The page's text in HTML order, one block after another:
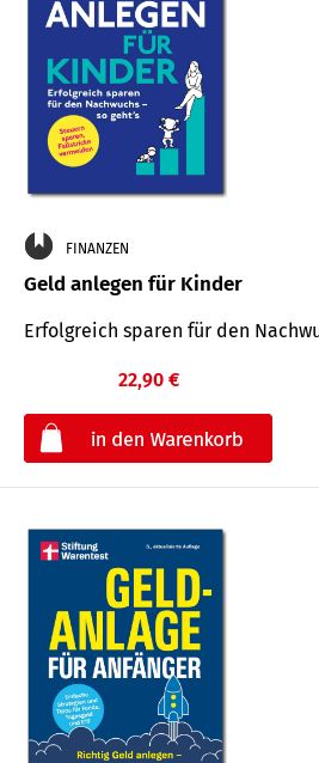
FINANZEN
Geld anlegen für Kinder
Erfolgreich sparen für den
22,90 €